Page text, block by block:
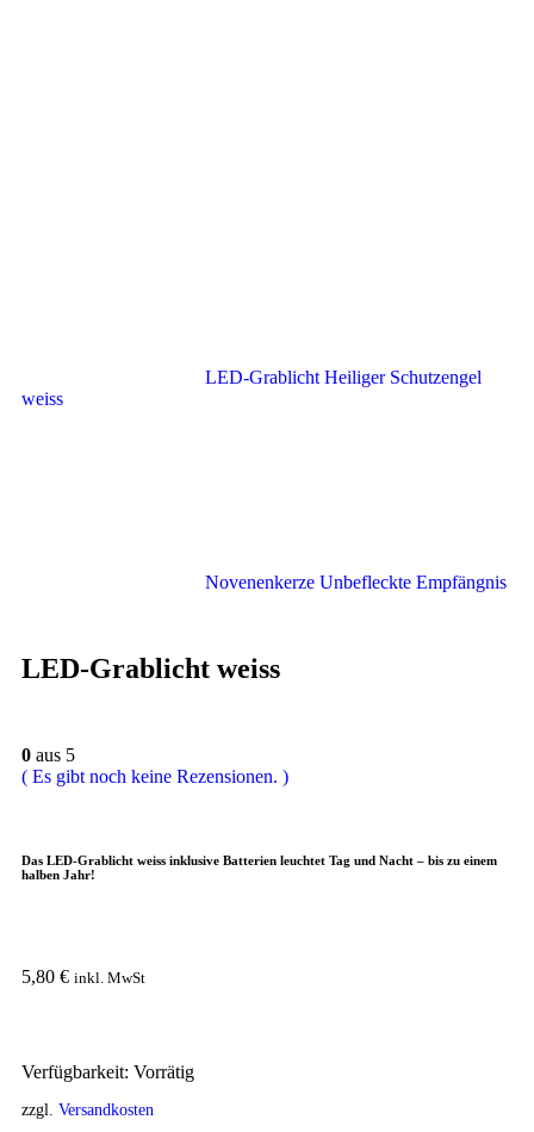
LED-Grablicht Heiliger Schutzengel
weiss
Novenenkerze Unbefleckte Empfängnis
LED-Grablicht weiss
0 aus 5
( Es gibt noch keine Rezensionen. )
Das LED-Grablicht weiss inklusive Batterien leuchtet Tag und Nacht – bis zu einem
halben Jahr!
5,80 € inkl. MwSt
Verfügbarkeit: Vorrätig
zzgl. Versandkosten